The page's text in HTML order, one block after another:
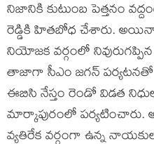
నిజానికి కుటుంబ పెత్తనం
రెడ్డికి హితబోధ చేశారు.
నియోజక వర్గంలో నివురుగప్పిన
తాజాగా సీఎం జగన్
ఈబిసి నేస్తం రెండో విడత
మార్కాపురంలో
వ్యతిరేక వర్గంగా ఉన్న